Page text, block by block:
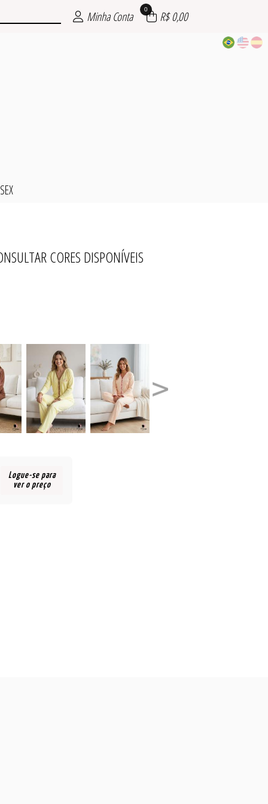
Minha Conta 0 R$ 0,00
CORES DISPONÍVEIS
Logue-se para
ver o preço